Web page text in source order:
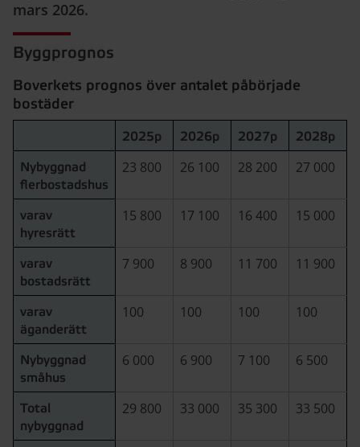
mars 2026.
Byggprognos
Boverkets prognos över antalet påbörjade
bostäder
2025p 2026p 2027p
2028p
Nybyggnad
flerbostadshus
23 800 26 100 28 200 27 000
varav
hyresrätt
15 800 17 100 16 400 15 000
varav
bostadsrätt
7 900 8 900 11 700 11 900
varav
äganderätt
100 100 100 100
Nybyggnad
småhus
6 000 6 900 7 100 6 500
Total
nybyggnad
29 800 33 000 35 300 33 500